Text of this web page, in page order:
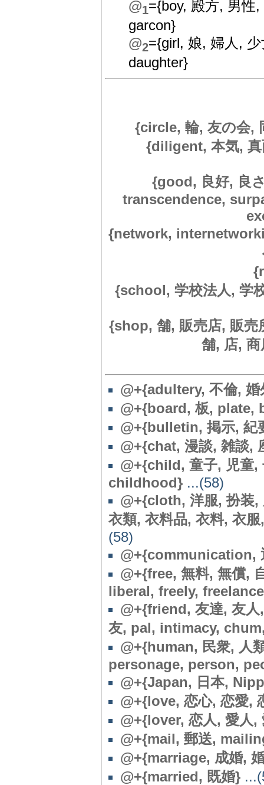
@1={boy, 殿方, 男性
garcon}
@2={girl, 娘, 婦人,
daughter}
{circle, 輪, 友の会,
{diligent, 本気,
{good, 良好, 良
transcendence,
{network,
{school, 学校法人, 学
{shop, 舗, 販売店, 販売
舗, 店,
@+{adultery, 不倫,
@+{board, 板, plate,
@+{bulletin, 掲示, 紀
@+{chat, 漫談, 雑談,
@+{child, 童子, 児童
childhood} ...(58)
@+{cloth, 洋服, 扮装,
衣類, 衣料品, 衣料, 衣
(58)
@+{communication,
@+{free, 無料, 無償,
liberal, freely,
@+{friend, 友達, 友
友, pal, intimacy,
@+{human, 民衆, 人
personage, person,
@+{Japan, 日本,
@+{love, 恋心, 恋愛,
@+{lover, 恋人, 愛人
@+{mail, 郵送,
@+{marriage, 成婚,
@+{married, 既婚}